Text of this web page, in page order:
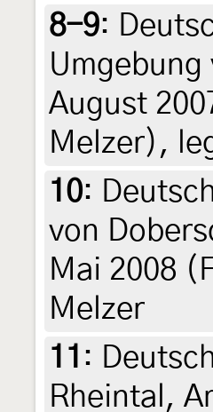
8-9:
August
Melzer),
10:
von
Mai 2008
Melzer
11 :
Rheintal,